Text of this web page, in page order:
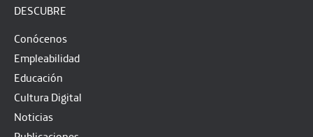
DESCUBRE
Conócenos
Empleabilidad
Educación
Cultura Digital
Noticias